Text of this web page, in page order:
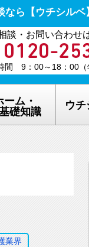
ら【ウチシルベ
談・お問い合わせ
間 9：00～18：00（
ム・
礎知識
ウチ
老人ホーム
ウチシルベの
業界